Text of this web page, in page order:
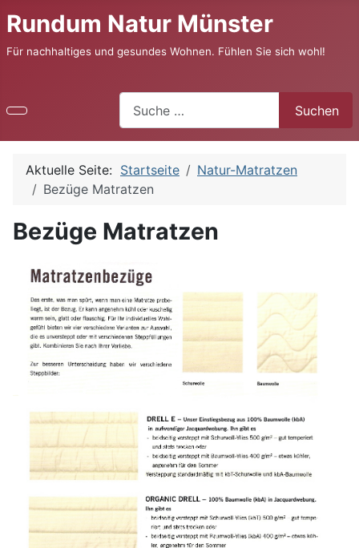
Rundum Natur Münster
Für nachhaltiges und gesundes Wohnen. Fühlen Sie sich wohl!
Suchen
Aktuelle Seite: Startseite
Natur-Matratzen
Bezüge Matratzen
Bezüge Matratzen